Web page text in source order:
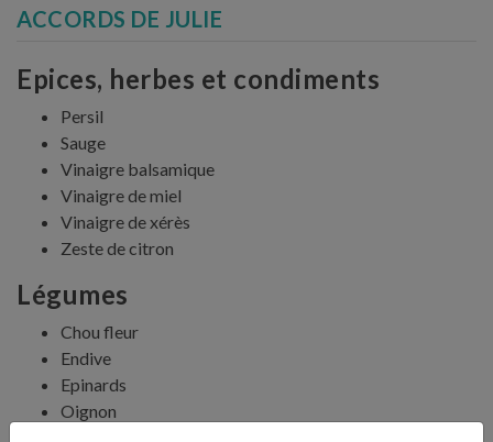
ACCORDS DE JULIE
Epices, herbes et condiments
Persil
Sauge
Vinaigre balsamique
Vinaigre de miel
Vinaigre de xérès
Zeste de citron
Légumes
Chou fleur
Endive
Epinards
Oignon